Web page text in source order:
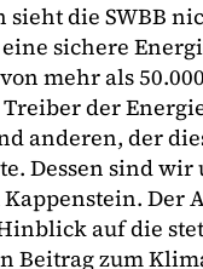
die SWBB
sichere
mehr als
der
anderen, der
Dessen sind wir
Der
auf die
Beitrag zum